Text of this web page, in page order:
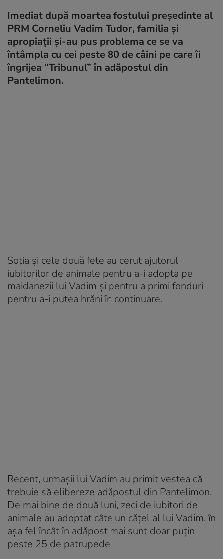
Imediat după moartea fostului președinte al
PRM Corneliu Vadim Tudor, familia și
apropiații și-au pus problema ce se va
întâmpla cu cei peste 80 de câini pe care îi
îngrijea ”Tribunul” în adăpostul din
Pantelimon.
Soția și cele două fete au cerut ajutorul
iubitorilor de animale pentru a-i adopta pe
maidanezii lui Vadim și pentru a primi fonduri
pentru a-i putea hrăni în continuare.
Recent, urmașii lui Vadim au primit vestea că
trebuie să elibereze adăpostul din Pantelimon.
De mai bine de două luni, zeci de iubitori de
animale au adoptat câte un cățel al lui Vadim, în
așa fel încât în adăpost mai sunt doar puțin
peste 25 de patrupede.